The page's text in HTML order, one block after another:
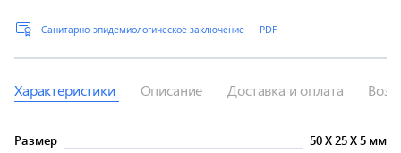
Санитарно-эпидемиологическое заключение — PDF
Характеристики Описание Доставка и оплата
Размер 50X25X5 мм